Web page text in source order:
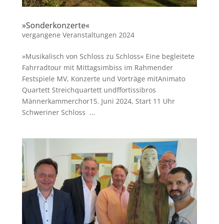
»Sonderkonzerte«
vergangene Veranstaltungen 2024
»Musikalisch von Schloss zu Schloss« Eine begleitete
Fahrradtour mit Mittagsimbiss im Rahmender
Festspiele MV, Konzerte und Vorträge mitAnimato
Quartett Streichquartett undffortissibros
Männerkammerchor15. Juni 2024, Start 11 Uhr
Schweriner Schloss ...